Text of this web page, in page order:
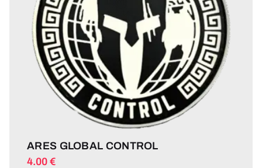
ARES GLOBAL CONTROL
4.00 €